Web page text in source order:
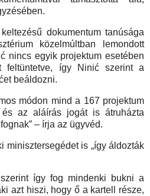
dokumentum tanúsága
közelmúltban lemondott
nincs egyik projektum esetében
feltüntetve, így Ninić szerint a
beáldozni.
módon mind a 167 projektum
az aláírás jogát is átruházta
– írja az ügyvéd.
minisztersegédet is „így áldozták
így fog mindenki bukni a
azt hiszi, hogy ő a kartell része,